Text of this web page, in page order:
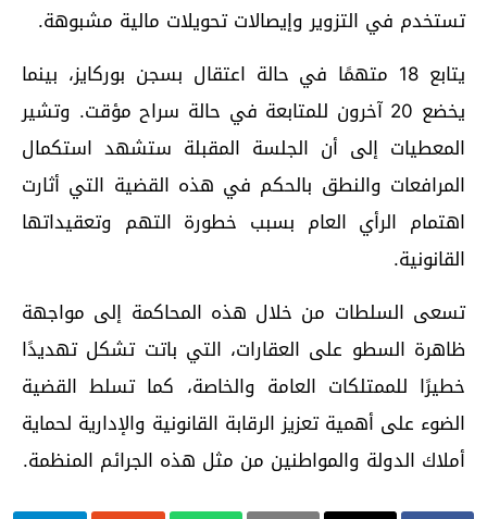
تستخدم في التزوير وإيصالات تحويلات مالية مشبوهة.
يتابع 18 متهمًا في حالة اعتقال بسجن بوركايز، بينما
يخضع 20 آخرون للمتابعة في حالة سراح مؤقت. وتشير
المعطيات إلى أن الجلسة المقبلة ستشهد استكمال
المرافعات والنطق بالحكم في هذه القضية التي أثارت
اهتمام الرأي العام بسبب خطورة التهم وتعقيداتها
القانونية.
تسعى السلطات من خلال هذه المحاكمة إلى مواجهة
ظاهرة السطو على العقارات، التي باتت تشكل تهديدًا
خطيرًا للممتلكات العامة والخاصة، كما تسلط القضية
الضوء على أهمية تعزيز الرقابة القانونية والإدارية لحماية
أملاك الدولة والمواطنين من مثل هذه الجرائم المنظمة.